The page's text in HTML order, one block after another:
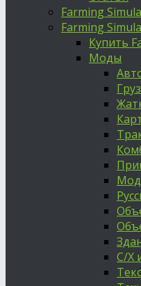
Farming
Farming
Купить
Моды
С/Х